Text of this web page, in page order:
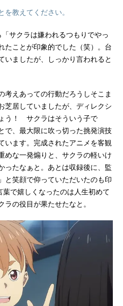
教えてください。
サクラは嫌われるつもりでやっ
たことが印象的でした（笑）。台
いましたが、しっかり言われると
考えあっての行動だろうしそこま
居していましたが、ディレクシ
う！ サクラはそういう子で
で、最大限に吹っ切った挑発演技
います。完成されたアニメを客観
めな一発煽りと、サクラの軽いけ
ったなぁと。あとは収録後に、監
と笑顔で仰っていただいたのも印
葉で嬉しくなったのは人生初めて
の役目が果たせたなと。